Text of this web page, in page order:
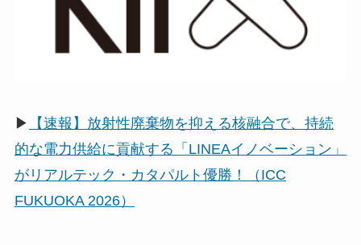
▶
【速報】放射性廃棄物を抑える核融合で、持続
的な電力供給に貢献する「LINEAイノベーション」
がリアルテック・カタパルト優勝！（ICC
FUKUOKA 2026）